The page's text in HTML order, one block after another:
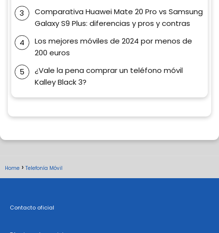
Comparativa Huawei Mate 20 Pro vs Samsung
Galaxy S9 Plus: diferencias y pros y contras
Los mejores móviles de 2024 por menos de
200 euros
¿Vale la pena comprar un teléfono móvil
Kalley Black 3?
Home Telefonía Móvil
Contacto oficial